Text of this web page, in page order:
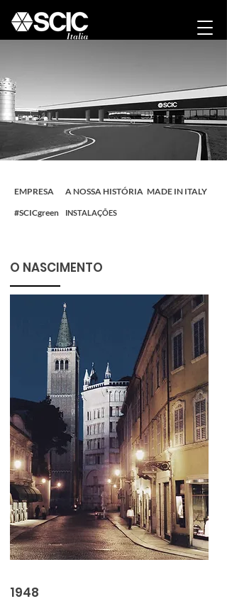
EMPRESA A NOSSA HISTÓRIA MADE IN ITALY
#SCICgreen
INSTALAÇÕES
O NASCIMENTO
1948